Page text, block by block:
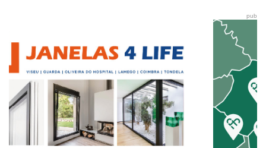
pub